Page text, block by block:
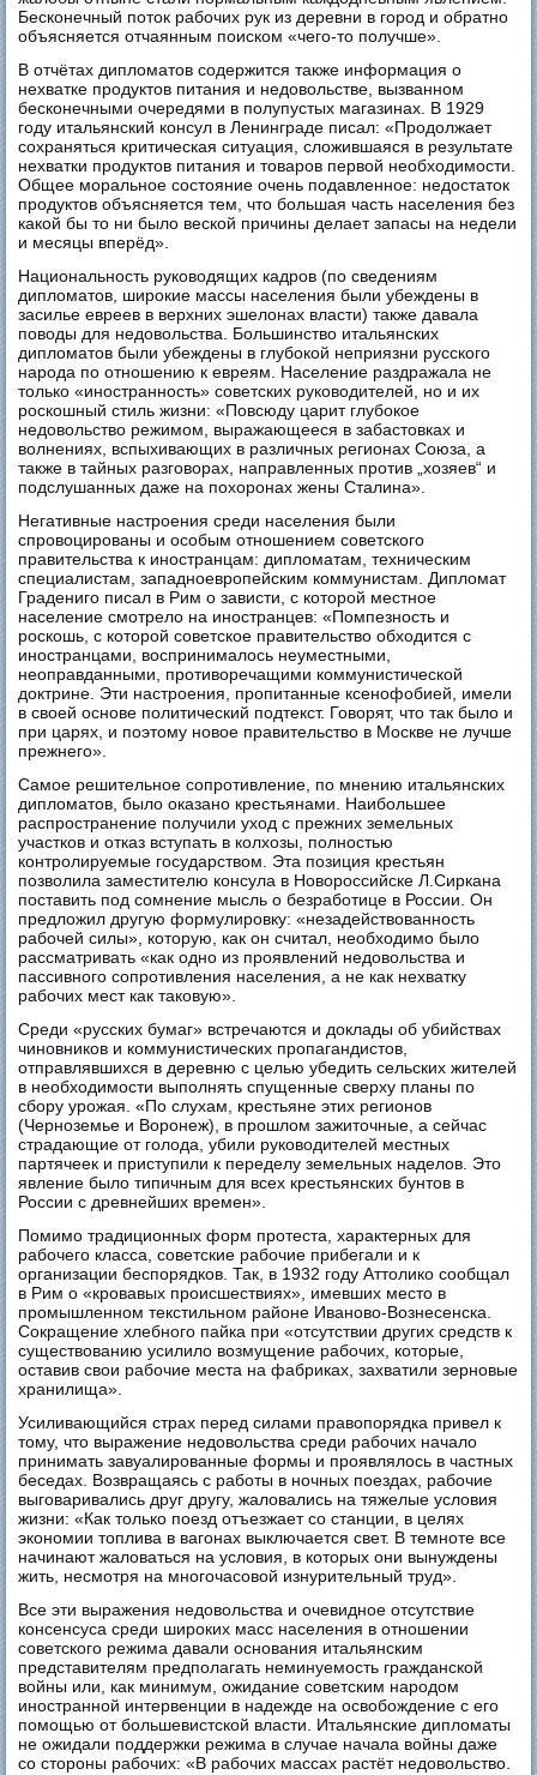
Бесконечный поток рабочих рук из деревни в город и обратно
объясняется отчаянным поиском «чего-то получше».
В отчётах дипломатов содержится также информация о
нехватке продуктов питания и недовольстве, вызванном
бесконечными очередями в полупустых магазинах. В 1929
году итальянский консул в Ленинграде писал: «Продолжает
сохраняться критическая ситуация, сложившаяся в результате
нехватки продуктов питания и товаров первой необходимости.
Общее моральное состояние очень подавленное: недостаток
продуктов объясняется тем, что большая часть населения без
какой бы то ни было веской причины делает запасы на недели
и месяцы вперёд».
Национальность руководящих кадров (по сведениям
дипломатов, широкие массы населения были убеждены в
засилье евреев в верхних эшелонах власти) также давала
поводы для недовольства. Большинство итальянских
дипломатов были убеждены в глубокой неприязни русского
народа по отношению к евреям. Население раздражала не
только «иностранность» советских руководителей, но и их
роскошный стиль жизни: «Повсюду царит глубокое
недовольство режимом, выражающееся в забастовках и
волнениях, вспыхивающих в различных регионах Союза, а
также в тайных разговорах, направленных против „хозяев“ и
подслушанных даже на похоронах жены Сталина».
Негативные настроения среди населения были
спровоцированы и особым отношением советского
правительства к иностранцам: дипломатам, техническим
специалистам, западноевропейским коммунистам. Дипломат
Градениго писал в Рим о зависти, с которой местное
население смотрело на иностранцев: «Помпезность и
роскошь, с которой советское правительство обходится с
иностранцами, воспринималось неуместными,
неоправданными, противоречащими коммунистической
доктрине. Эти настроения, пропитанные ксенофобией, имели
в своей основе политический подтекст. Говорят, что так было и
при царях, и поэтому новое правительство в Москве не лучше
прежнего».
Самое решительное сопротивление, по мнению итальянских
дипломатов, было оказано крестьянами. Наибольшее
распространение получили уход с прежних земельных
участков и отказ вступать в колхозы, полностью
контролируемые государством. Эта позиция крестьян
позволила заместителю консула в Новороссийске Л.Сиркана
поставить под сомнение мысль о безработице в России. Он
предложил другую формулировку: «незадействованность
рабочей силы», которую, как он считал, необходимо было
рассматривать «как одно из проявлений недовольства и
пассивного сопротивления населения, а не как нехватку
рабочих мест как таковую».
Среди «русских бумаг» встречаются и доклады об убийствах
чиновников и коммунистических пропагандистов,
отправлявшихся в деревню с целью убедить сельских жителей
в необходимости выполнять спущенные сверху планы по
сбору урожая. «По слухам, крестьяне этих регионов
(Черноземье и Воронеж), в прошлом зажиточные, а сейчас
страдающие от голода, убили руководителей местных
партячеек и приступили к переделу земельных наделов. Это
явление было типичным для всех крестьянских бунтов в
России с древнейших времен».
Помимо традиционных форм протеста, характерных для
рабочего класса, советские рабочие прибегали и к
организации беспорядков. Так, в 1932 году Аттолико сообщал
в Рим о «кровавых происшествиях», имевших место в
промышленном текстильном районе Иваново-Вознесенска.
Сокращение хлебного пайка при «отсутствии других средств к
существованию усилило возмущение рабочих, которые,
оставив свои рабочие места на фабриках, захватили зерновые
хранилища».
Усиливающийся страх перед силами правопорядка привел к
тому, что выражение недовольства среди рабочих начало
принимать завуалированные формы и проявлялось в частных
беседах. Возвращаясь с работы в ночных поездах, рабочие
выговаривались друг другу, жаловались на тяжелые условия
жизни: «Как только поезд отъезжает со станции, в целях
экономии топлива в вагонах выключается свет. В темноте все
начинают жаловаться на условия, в которых они вынуждены
жить, несмотря на многочасовой изнурительный труд».
Все эти выражения недовольства и очевидное отсутствие
консенсуса среди широких масс населения в отношении
советского режима давали основания итальянским
представителям предполагать неминуемость гражданской
войны или, как минимум, ожидание советским народом
иностранной интервенции в надежде на освобождение с его
помощью от большевистской власти. Итальянские дипломаты
не ожидали поддержки режима в случае начала войны даже
со стороны рабочих: «В рабочих массах растёт недовольство.